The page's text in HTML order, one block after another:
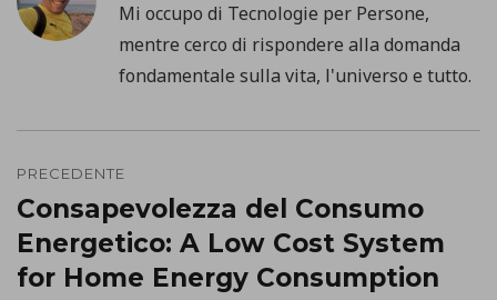
Mi occupo di Tecnologie per Persone,
mentre cerco di rispondere alla domanda
fondamentale sulla vita, l'universo e tutto.
Navigazione
articoli
PRECEDENTE
Precedente
post:
Consapevolezza del Consumo
Energetico: A Low Cost System
for Home Energy Consumption